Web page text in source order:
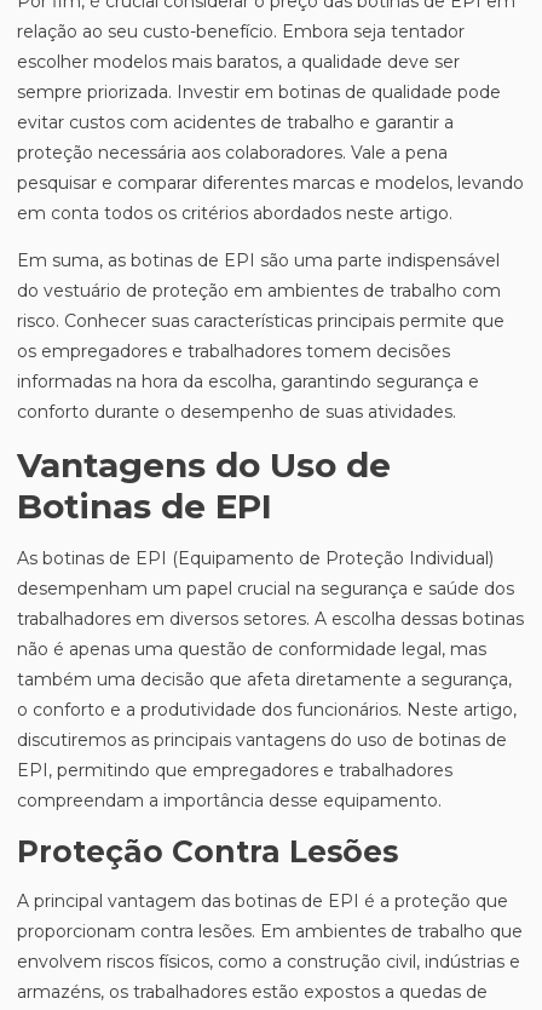
relação ao seu custo-benefício. Embora seja tentador
escolher modelos mais baratos, a qualidade deve ser
sempre priorizada. Investir em botinas de qualidade pode
evitar custos com acidentes de trabalho e garantir a
proteção necessária aos colaboradores. Vale a pena
pesquisar e comparar diferentes marcas e modelos, levando
em conta todos os critérios abordados neste artigo.
Em suma, as botinas de EPI são uma parte indispensável
do vestuário de proteção em ambientes de trabalho com
risco. Conhecer suas características principais permite que
os empregadores e trabalhadores tomem decisões
informadas na hora da escolha, garantindo segurança e
conforto durante o desempenho de suas atividades.
Vantagens do Uso de
Botinas de EPI
As botinas de EPI (Equipamento de Proteção Individual)
desempenham um papel crucial na segurança e saúde dos
trabalhadores em diversos setores. A escolha dessas botinas
não é apenas uma questão de conformidade legal, mas
também uma decisão que afeta diretamente a segurança,
o conforto e a produtividade dos funcionários. Neste artigo,
discutiremos as principais vantagens do uso de botinas de
EPI, permitindo que empregadores e trabalhadores
compreendam a importância desse equipamento.
Proteção Contra Lesões
A principal vantagem das botinas de EPI é a proteção que
proporcionam contra lesões. Em ambientes de trabalho que
envolvem riscos físicos, como a construção civil, indústrias e
armazéns, os trabalhadores estão expostos a quedas de